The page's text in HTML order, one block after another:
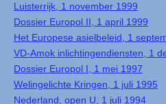
Luisterrijk, 1 november 1999
Dossier Europol II, 1 april 1999
Het Europese asielbeleid, 1
VD-Amok inlichtingendiensten, 1
Dossier Europol I, 1 mei 1997
Welingelichte Kringen, 1 juli 1995
Nederland, open U, 1 juli 1994